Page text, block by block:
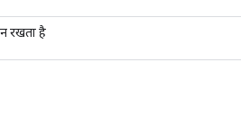
रखता है